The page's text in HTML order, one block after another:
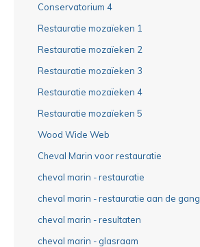
Conservatorium 4
Restauratie mozaïeken 1
Restauratie mozaïeken 2
Restauratie mozaïeken 3
Restauratie mozaïeken 4
Restauratie mozaïeken 5
Wood Wide Web
Cheval Marin voor restauratie
cheval marin - restauratie
cheval marin - restauratie aan de gang
cheval marin - resultaten
cheval marin - glasraam